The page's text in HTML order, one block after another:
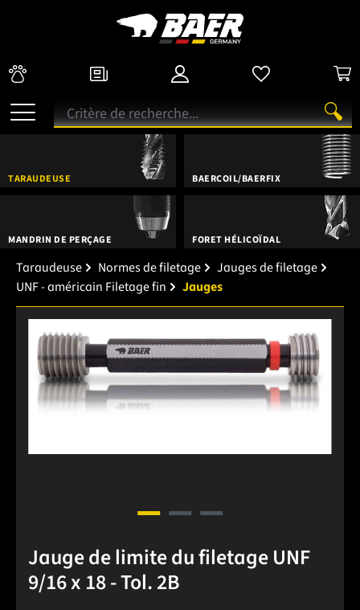
TARAUDEUSE BAERCOIL/BAERFIX
MANDRIN DE PERÇAGE FORET HÉLICOÏDAL
Taraudeuse Normes de filetage
Jauges de filetage
UNF - américain Filetage fin
Jauges
Ignorer la galerie d'images
Jauge de limite du filetage UNF
9/16 x 18 - Tol. 2B